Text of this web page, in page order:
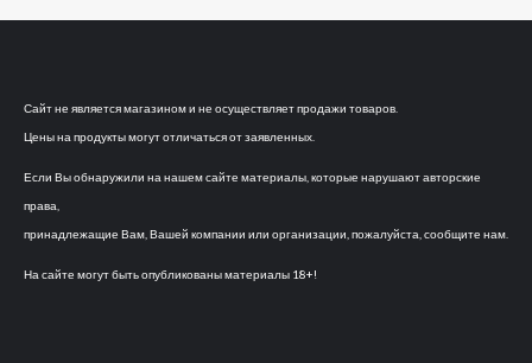
Сайт не является магазином и не осуществляет продажи товаров.
Цены на продукты могут отличаться от заявленных.
Если Вы обнаружили на нашем сайте материалы, которые нарушают авторские
права,
принадлежащие Вам, Вашей компании или организации, пожалуйста, сообщите нам.
На сайте могут быть опубликованы материалы 18+!